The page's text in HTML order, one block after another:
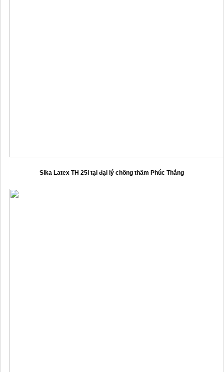
Sika Latex TH 25l tại đại lý chống thấm Phúc Thắng